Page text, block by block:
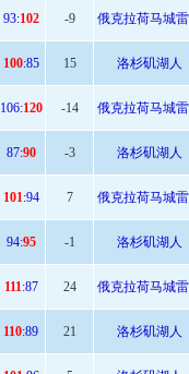
93:102 -9 俄克拉荷马城
100:85 15 洛杉矶湖人
106:120 -14 俄克拉荷马城
87:90 -3 洛杉矶湖人
101:94 7 俄克拉荷马城
94:95 -1 洛杉矶湖人
111:87 24 俄克拉荷马城
110:89 21 洛杉矶湖人